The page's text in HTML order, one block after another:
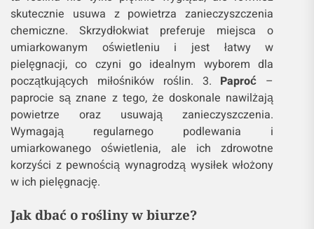
skutecznie usuwa z powietrza zanieczyszczenia
chemiczne. Skrzydłokwiat preferuje miejsca o
umiarkowanym oświetleniu i jest łatwy w
pielęgnacji, co czyni go idealnym wyborem dla
początkujących miłośników roślin. 3. Paproć –
paprocie są znane z tego, że doskonale nawilżają
powietrze oraz usuwają zanieczyszczenia.
Wymagają regularnego podlewania i
umiarkowanego oświetlenia, ale ich zdrowotne
korzyści z pewnością wynagrodzą wysiłek włożony
w ich pielęgnację.
Jak dbać o rośliny w biurze?